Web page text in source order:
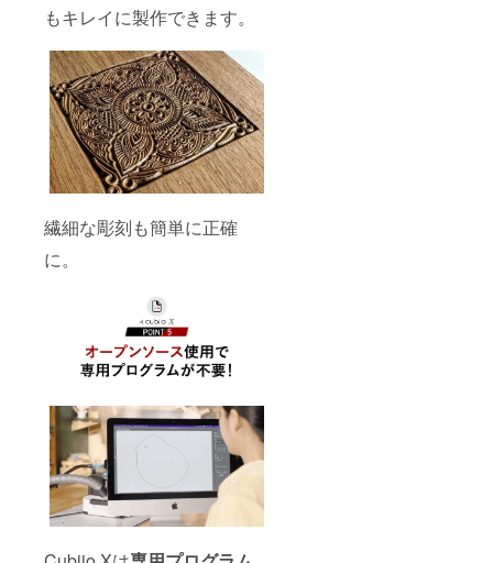
もキレイに製作できます。
繊細な彫刻も簡単に正確
に。